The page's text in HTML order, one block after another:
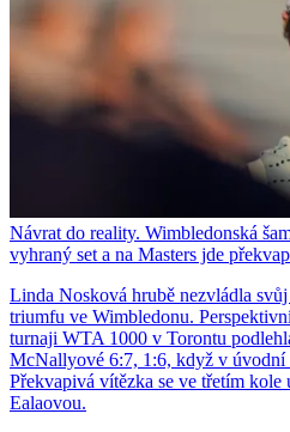
Návrat do reality. Wimbledonská
vyhraný set a na Masters jde
Linda Nosková hrubě nezvládla
triumfu ve Wimbledonu.
turnaji WTA 1000 v Torontu
McNallyové 6:7, 1:6, když v úvodní
Překvapivá vítězka se ve třetím
Ealaovou.